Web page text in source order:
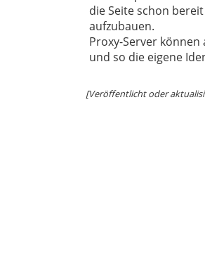
die Seite schon
aufzubauen.
Proxy-Server
und so die eigene
[Veröffentlicht oder